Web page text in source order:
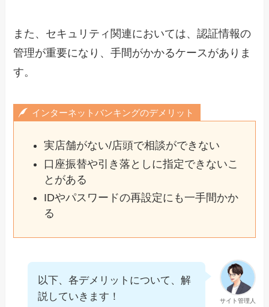
また、セキュリティ関連においては、認証情報の
管理が重要になり、手間がかかるケースがありま
す。
インターネットバンキングのデメリット
実店舗がない/店頭で相談ができない
口座振替や引き落としに指定できないこ
とがある
IDやパスワードの再設定にも一手間かか
る
サイト管理人
以下、各デメリットについて、解
説していきます！